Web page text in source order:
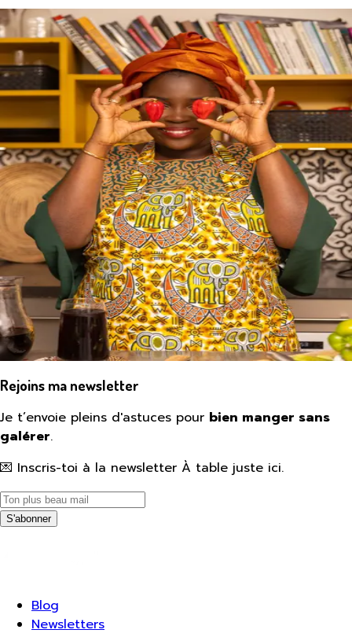
Rejoins ma newsletter
Je t’envoie pleins d'astuces pour bien manger sans
galérer.
💌 Inscris-toi à la newsletter À table juste ici.
S'abonner
Blog
Newsletters